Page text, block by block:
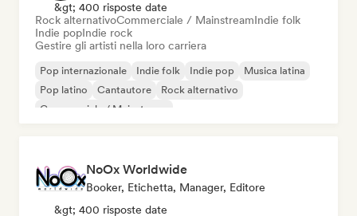
&gt; 400 risposte date
Rock alternativoCommerciale / MainstreamIndie folk
Indie popIndie rock
Gestire gli artisti nella loro carriera
Pop internazionale Indie folk Indie pop
Musica latina
Pop latino
Cantautore
Rock alternativo
Commerciale / Mainstream
NoOx Worldwide
Booker, Etichetta, Manager, Editore
&gt; 400 risposte date